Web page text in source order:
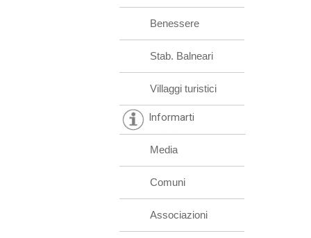
Benessere
Stab. Balneari
Villaggi turistici
Informarti
Media
Comuni
Associazioni